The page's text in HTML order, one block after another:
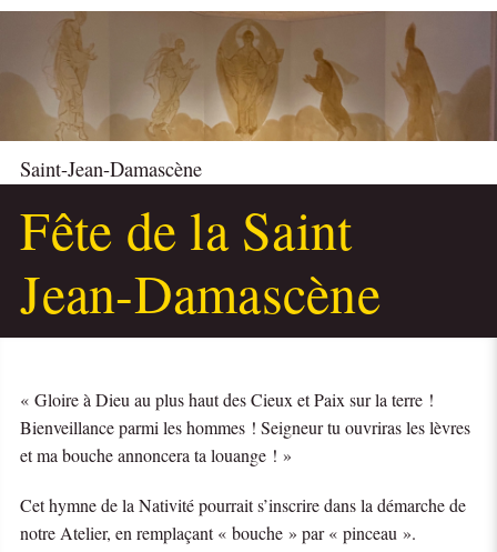
Saint-Jean-Damascène
Fête de la Saint
Jean-Damascène
« Gloire à Dieu au plus haut des Cieux et Paix sur la terre !
Bienveillance parmi les hommes ! Seigneur tu ouvriras les lèvres
et ma bouche annoncera ta louange ! »
Cet hymne de la Nativité pourrait s’inscrire dans la démarche de
notre Atelier, en remplaçant « bouche » par « pinceau ».